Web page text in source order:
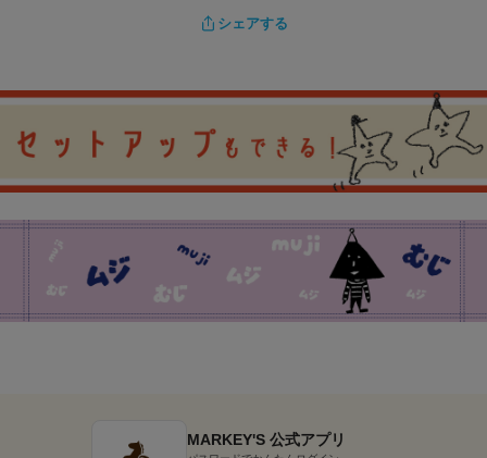
シェアする
MARKEY'S 公式アプリ